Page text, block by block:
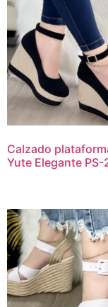
Calzado
Yute Elegante PS-